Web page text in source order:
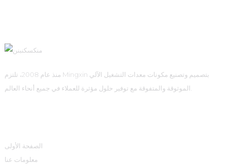
منذ عام 2008، تلتزم Mingxin بتصميم وتصنيع مكونات معدات التشغيل الآلي
الموثوقة والمتفوقة مع توفير حلول مؤثرة للعملاء في جميع أنحاء العالم.
الصفحة الأولى
معلومات عنا